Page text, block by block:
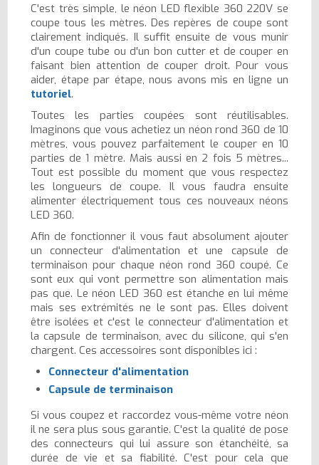
C'est très simple, le néon LED flexible 360 220V se
coupe tous les mètres. Des repères de coupe sont
clairement indiqués. Il suffit ensuite de vous munir
d'un coupe tube ou d'un bon cutter et de couper en
faisant bien attention de couper droit. Pour vous
aider, étape par étape, nous avons mis en ligne un
tutoriel.
Toutes les parties coupées sont réutilisables.
Imaginons que vous achetiez un néon rond 360 de 10
mètres, vous pouvez parfaitement le couper en 10
parties de 1 mètre. Mais aussi en 2 fois 5 mètres...
Tout est possible du moment que vous respectez
les longueurs de coupe. Il vous faudra ensuite
alimenter électriquement tous ces nouveaux néons
LED 360.
Afin de fonctionner il vous faut absolument ajouter
un connecteur d'alimentation et une capsule de
terminaison pour chaque néon rond 360 coupé. Ce
sont eux qui vont permettre son alimentation mais
pas que. Le néon LED 360 est étanche en lui même
mais ses extrémités ne le sont pas. Elles doivent
être isolées et c'est le connecteur d'alimentation et
la capsule de terminaison, avec du silicone, qui s'en
chargent. Ces accessoires sont disponibles ici :
Connecteur d'alimentation
Capsule de terminaison
Si vous coupez et raccordez vous-même votre néon
il ne sera plus sous garantie. C'est la qualité de pose
des connecteurs qui lui assure son étanchéité, sa
durée de vie et sa fiabilité. C'est pour cela que